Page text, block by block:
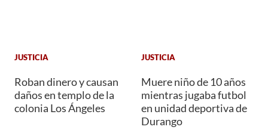
JUSTICIA
Roban dinero y causan
daños en templo de la
colonia Los Ángeles
JUSTICIA
Muere niño de 10 años
mientras jugaba futbol
en unidad deportiva de
Durango